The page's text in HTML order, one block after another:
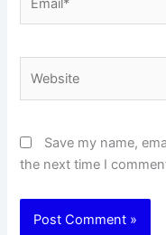
Save my name,
the next time I